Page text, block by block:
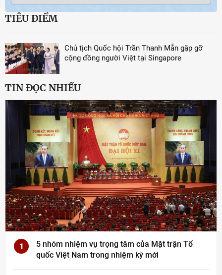
TIÊU ĐIỂM
Chủ tịch Quốc hội Trần Thanh Mẫn gặp gỡ
cộng đồng người Việt tại Singapore
TIN ĐỌC NHIỀU
1
5 nhóm nhiệm vụ trọng tâm của Mặt trận Tổ
quốc Việt Nam trong nhiệm kỳ mới